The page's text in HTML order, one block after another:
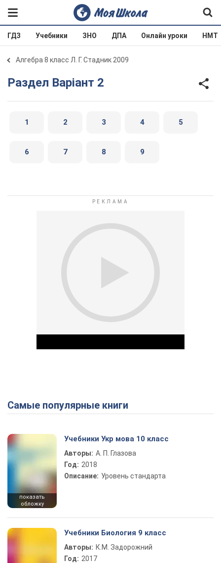
ГДЗ Учебники ЗНО ДПА Онлайн уроки НМТ
Алгебра 8 класс Л. Г. Стадник 2009
Раздел Варіант 2
1 2 3 4 5
6 7 8 9
Play Video
Самые популярные книги
показать
обложку
Учебники Укр мова 10 класс
Авторы: А. П. Глазова
Год: 2018
Описание: Уровень стандарта
Учебники Биология 9 класс
Авторы: К.М. Задорожний
Год: 2017